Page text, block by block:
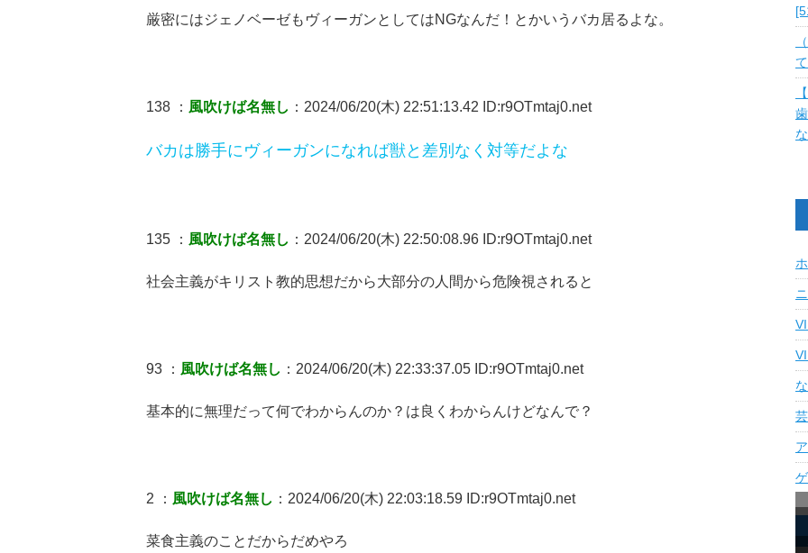
厳密にはジェノベーゼもヴィーガンとしてはNGなんだ！とかいうバカ居るよな。
138 ： 風吹けば名無し ：2024/06/20(木) 22:51:13.42 ID:r9OTmtaj0.net
バカは勝手にヴィーガンになれば獣と差別なく対等だよな
135 ： 風吹けば名無し ：2024/06/20(木) 22:50:08.96 ID:r9OTmtaj0.net
社会主義がキリスト教的思想だから大部分の人間から危険視されると
93 ： 風吹けば名無し ：2024/06/20(木) 22:33:37.05 ID:r9OTmtaj0.net
基本的に無理だって何でわからんのか？は良くわからんけどなんで？
2 ： 風吹けば名無し ：2024/06/20(木) 22:03:18.59 ID:r9OTmtaj0.net
菜食主義のことだからだめやろ